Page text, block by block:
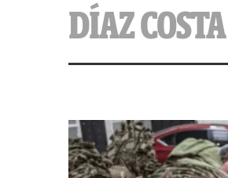
DÍAZ COSTA